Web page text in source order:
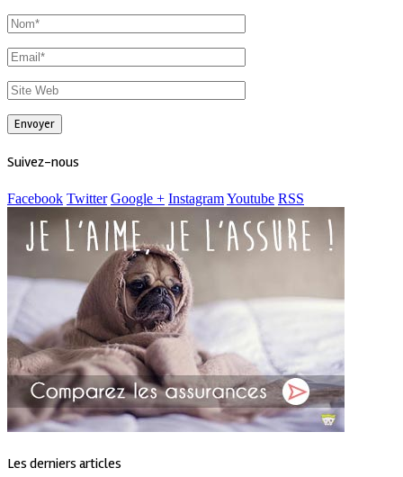
Suivez-nous
Facebook Twitter Google + InstagramYoutube RSS
Les derniers articles